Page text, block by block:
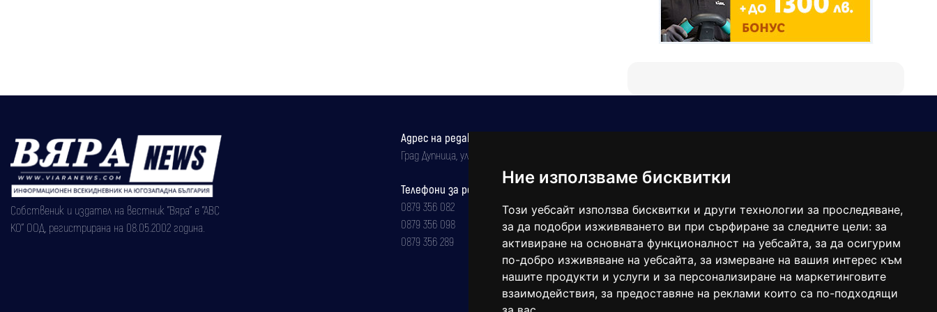
Ние използваме бисквитки
Този уебсайт използва бисквитки и други технологии за проследяване,
за да подобри изживяването ви при сърфиране за следните цели: за
активиране на основната функционалност на уебсайта, за да осигурим
по-добро изживяване на уебсайта, за измерване на вашия интерес към
нашите продукти и услуги и за персонализиране на маркетинговите
взаимодействия, за предоставяне на реклами които са по-подходящи
Собственик и издател на вестник "Вяра" е "АВС
КО" ООД, регистрирана на 08.05.2002 година.
Адрес на редакцията
Град Дупница, ул.''Христо Ботев" 43
Телефони за реклама и абонаменти
0879 356 082
0879 356 098
0879 356 289
balgarkanews@gmail.com